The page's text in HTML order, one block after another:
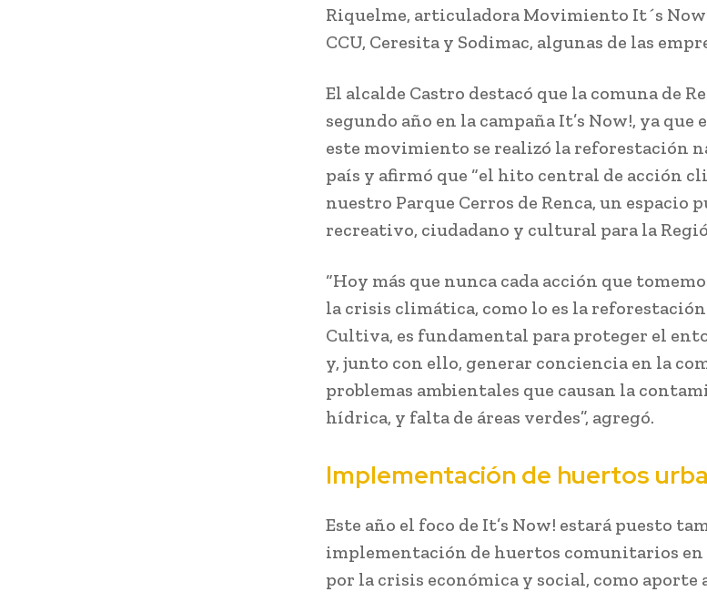
Riquelme, articuladora Movimiento It´s
CCU, Ceresita y Sodimac, algunas de las
El alcalde Castro destacó que la comuna de
segundo año en la campaña It’s Now!, ya que
este movimiento se realizó la reforestación
país y afirmó que “el hito central de acción
nuestro Parque Cerros de Renca, un espacio
recreativo, ciudadano y cultural para la
“Hoy más que nunca cada acción que
la crisis climática, como lo es la
Cultiva, es fundamental para proteger el
y, junto con ello, generar conciencia en la
problemas ambientales que causan la
hídrica, y falta de áreas verdes”, agregó.
Implementación de huertos
Este año el foco de It’s Now! estará puesto
implementación de huertos comunitarios
por la crisis económica y social, como aporte